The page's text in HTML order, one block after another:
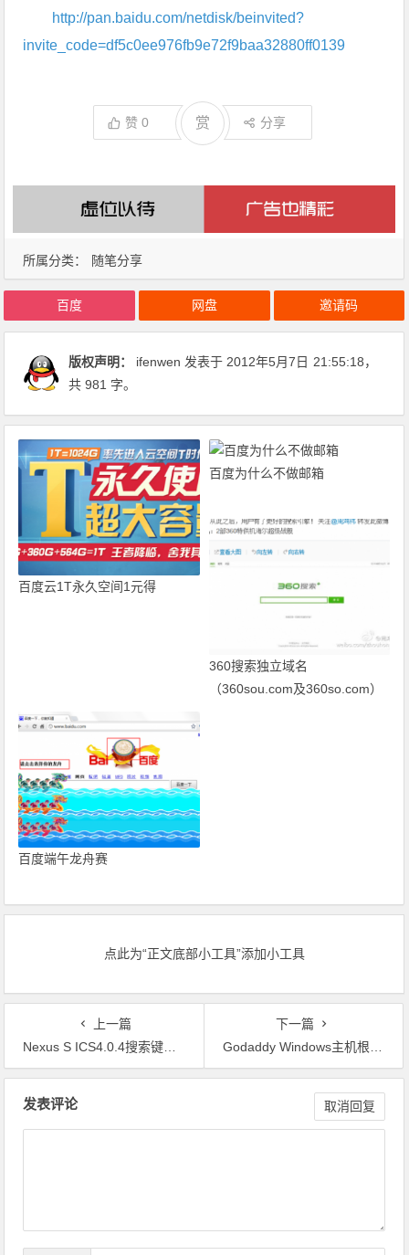
所属分类： 随笔分享
http://pan.baidu.com/netdisk/beinvited?
invite_code=df5c0ee976fb9e72f9baa32880ff0139
赞0 赏 分享
百度 网盘 邀请码
版权声明： ifenwen 发表于 2012年5月7日 21:55:18，
共 981 字。
百度云1T永久空间1元得
百度为什么不做邮箱
360搜索独立域名
（360sou.com及360so.com）
百度端午龙舟赛
点此为“正文底部小工具”添加小工具
上一篇
Nexus S ICS4.0.4搜索键锁屏音量键唤醒完全释放电源键
下一篇
Godaddy Windows主机根目录权限与Google XML Sitemaps
发表评论 取消回复